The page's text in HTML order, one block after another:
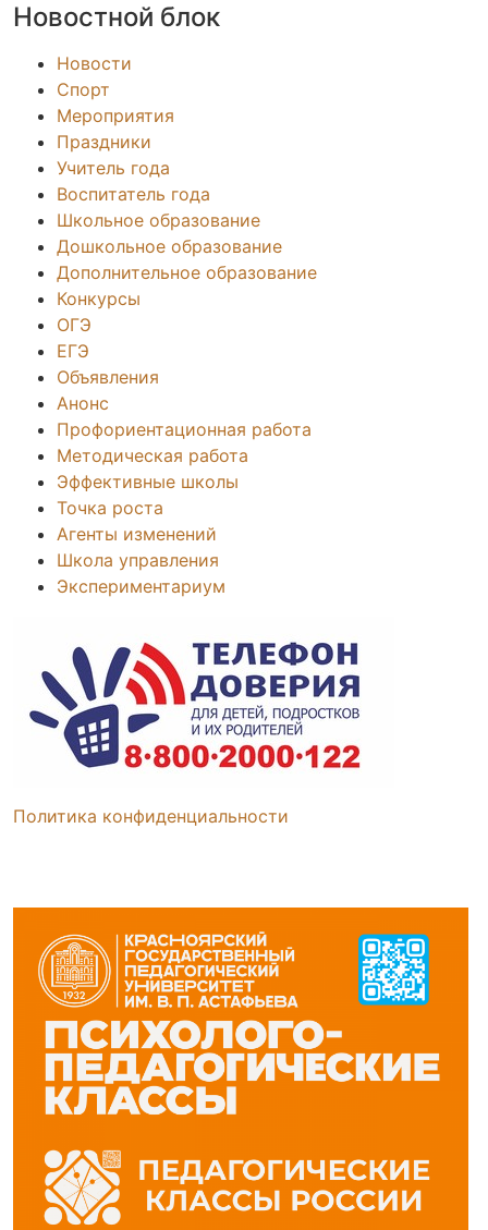
Новостной блок
Новости
Спорт
Мероприятия
Праздники
Учитель года
Воспитатель года
Школьное образование
Дошкольное образование
Дополнительное образование
Конкурсы
ОГЭ
ЕГЭ
Объявления
Анонс
Профориентационная работа
Методическая работа
Эффективные школы
Точка роста
Агенты изменений
Школа управления
Экспериментариум
Политика конфиденциальности